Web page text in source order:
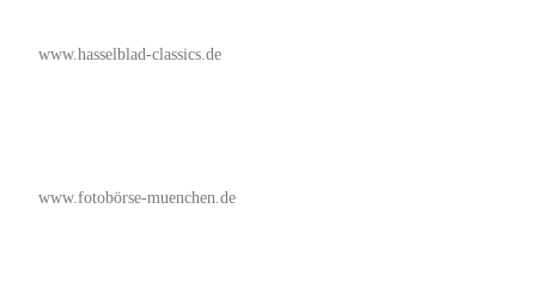
www.hasselblad-classics.de
www.fotobörse-muenchen.de